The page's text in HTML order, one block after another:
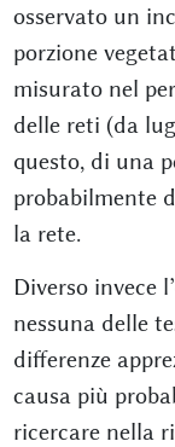
osservato un
porzione
misurato nel
delle reti (da
questo, di una
probabilmente
la rete.
Diverso invece
nessuna delle
differenze
causa più
ricercare nella